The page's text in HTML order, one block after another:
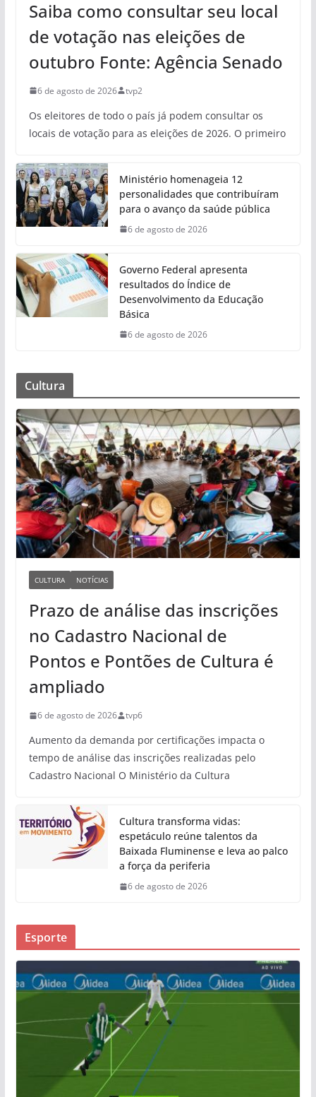
Saiba como consultar seu local
de votação nas eleições de
outubro Fonte: Agência Senado
6 de agosto de 2026 tvp2
Os eleitores de todo o país já podem consultar os
locais de votação para as eleições de 2026. O primeiro
Ministério homenageia 12
personalidades que contribuíram
para o avanço da saúde pública
6 de agosto de 2026
Governo Federal apresenta
resultados do Índice de
Desenvolvimento da Educação
Básica
6 de agosto de 2026
Cultura
CULTURA NOTÍCIAS
Prazo de análise das inscrições
no Cadastro Nacional de
Pontos e Pontões de Cultura é
ampliado
6 de agosto de 2026 tvp6
Aumento da demanda por certificações impacta o
tempo de análise das inscrições realizadas pelo
Cadastro Nacional O Ministério da Cultura
Cultura transforma vidas:
espetáculo reúne talentos da
Baixada Fluminense e leva ao palco
a força da periferia
6 de agosto de 2026
Esporte